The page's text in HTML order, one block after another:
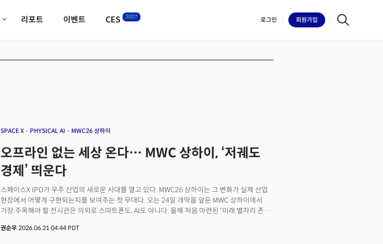
리포트 이벤트 CES 2027 로그인 회원가입
SPACE X PHYSICAL AI MWC26 상하이
오프라인 없는 세상 온다… MWC 상하이, ‘저궤도
경제’ 띄운다
스페이스X IPO가 우주 산업의 새로운 시대를 열고 있다. MWC26 상하이는 그 변화가 실제 산업
현장에서 어떻게 구현되는지를 보여주는 첫 무대다. 오는 24일 개막을 앞둔 MWC 상하이에서
가장 주목해야 할 전시관은 의외로 스마트폰도, AI도 아니다. 올해 처음 마련된 '미래 별자리 존
위한 서비스에 가까웠다. 그러나 올해 MWC 상하이는 위성을 이동통신 네트워크의 일부로
권순우2026.06.21 04:44 PDT